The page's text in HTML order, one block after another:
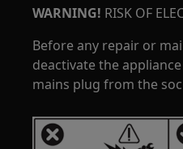
WARNING! RISK OF
Before any repair or
deactivate the
mains plug from the